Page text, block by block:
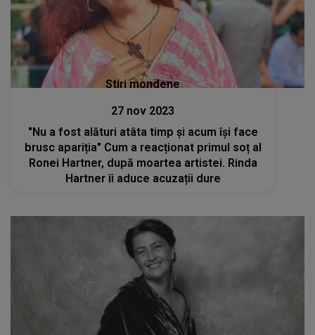
Stiri mondene
27 nov 2023
"Nu a fost alături atâta timp și acum își face
brusc apariția" Cum a reacționat primul soț al
Ronei Hartner, după moartea artistei. Rinda
Hartner îi aduce acuzații dure